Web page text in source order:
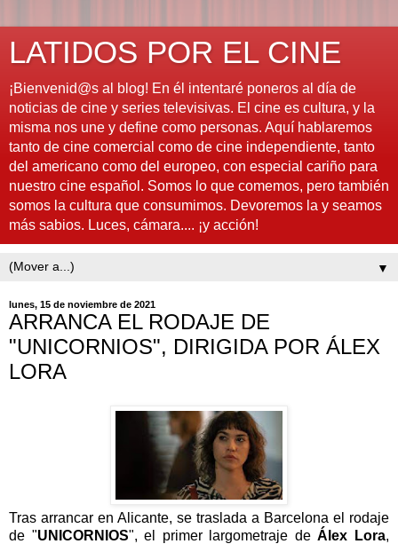
LATIDOS POR EL CINE
¡Bienvenid@s al blog! En él intentaré poneros al día de
noticias de cine y series televisivas. El cine es cultura, y la
misma nos une y define como personas. Aquí hablaremos
tanto de cine comercial como de cine independiente, tanto
del americano como del europeo, con especial cariño para
nuestro cine español. Somos lo que comemos, pero también
somos la cultura que consumimos. Devoremos la y seamos
más sabios. Luces, cámara.... ¡y acción!
▼
lunes, 15 de noviembre de 2021
ARRANCA EL RODAJE DE
"UNICORNIOS", DIRIGIDA POR ÁLEX
LORA
Tras arrancar en Alicante, se traslada a Barcelona el rodaje
de "UNICORNIOS", el primer largometraje deÁlex Lora,